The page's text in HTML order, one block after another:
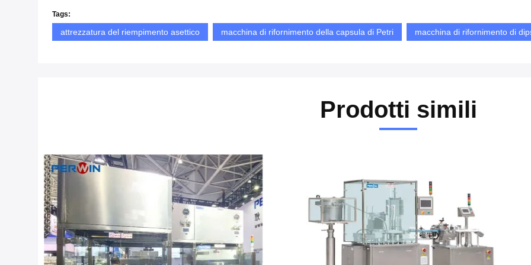
Tags:
attrezzatura del riempimento asettico macchina di rifornimento della capsula di Petri macchina di rifornimento di
Prodotti simili